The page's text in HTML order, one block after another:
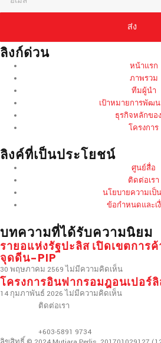
ส่ง
ลิงก์ด่วน
หน้าแรก
ภาพรวม
ทีมผู้นำ
เป้าหมายการพัฒ
ธุรกิจหลักของ
โครงการ
ลิงค์ที่เป็นประโยชน์
ศูนย์สื่อ
ติดต่อเรา
นโยบายความเป็
ข้อกำหนดและเ
บทความที่ได้รับความนิยม
รายอแห่งรัฐปะลิส เปิดเขตการ
จุดดีน-PIP
30 พฤษภาคม 2569ไม่มีความคิดเห็น
โครงการอินฟากรอมฎอนเปอร์
14 กุมภาพันธ์ 2026ไม่มีความคิดเห็น
ติดต่อเรา
+603-5891 9734